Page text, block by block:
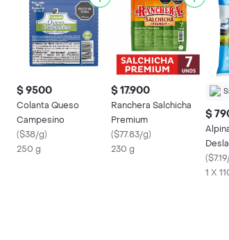
$ 9500
Colanta Queso
Campesino
($38/g)
250 g
$ 17.900
Ranchera Salchicha
Premium
($77.83/g)
230 g
$
(
1 X